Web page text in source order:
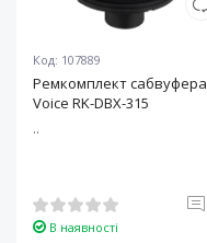
Код: 107889
Ремкомплект сабвуфера
Voice RK-DBX-315
..
В наявності